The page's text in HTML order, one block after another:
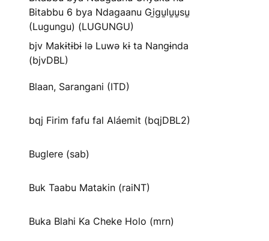
Bitabbu 6 bya Ndagaanu Gi̱gu̱lu̱u̱su̱
(Lugungu) (LUGUNGU)
bjv Makɨtɨbɨ lə Luwə kɨ ta Nangɨnda
(bjvDBL)
Blaan, Sarangani (ITD)
bqj Firim fafu fal Aláemit (bqjDBL2)
Buglere (sab)
Buk Taabu Matakin (raiNT)
Buka Blahi Ka Cheke Holo (mrn)